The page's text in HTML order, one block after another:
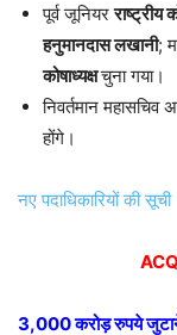
पूर्व जूनियरराष्ट्रीय
हनुमानदास लखानी;
कोषाध्यक्षचुना गया।
निवर्तमान महासचिव
होंगे।
नए पदाधिकारियों की सूची
3,000 करोड़ रुपये